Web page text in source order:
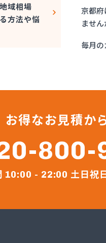
ミ
ヤ
ヤ
ヤ
伊
株
株
株
株
株
株
京都
ませ
毎月
域相場
方法や悩
お得なお見積か
800-
10:00 - 22:00 土日祝